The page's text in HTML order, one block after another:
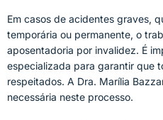
Em casos de acidentes graves,
temporária ou permanente, o
aposentadoria por invalidez. É
especializada para garantir que
respeitados. A Dra. Marília
necessária neste processo.